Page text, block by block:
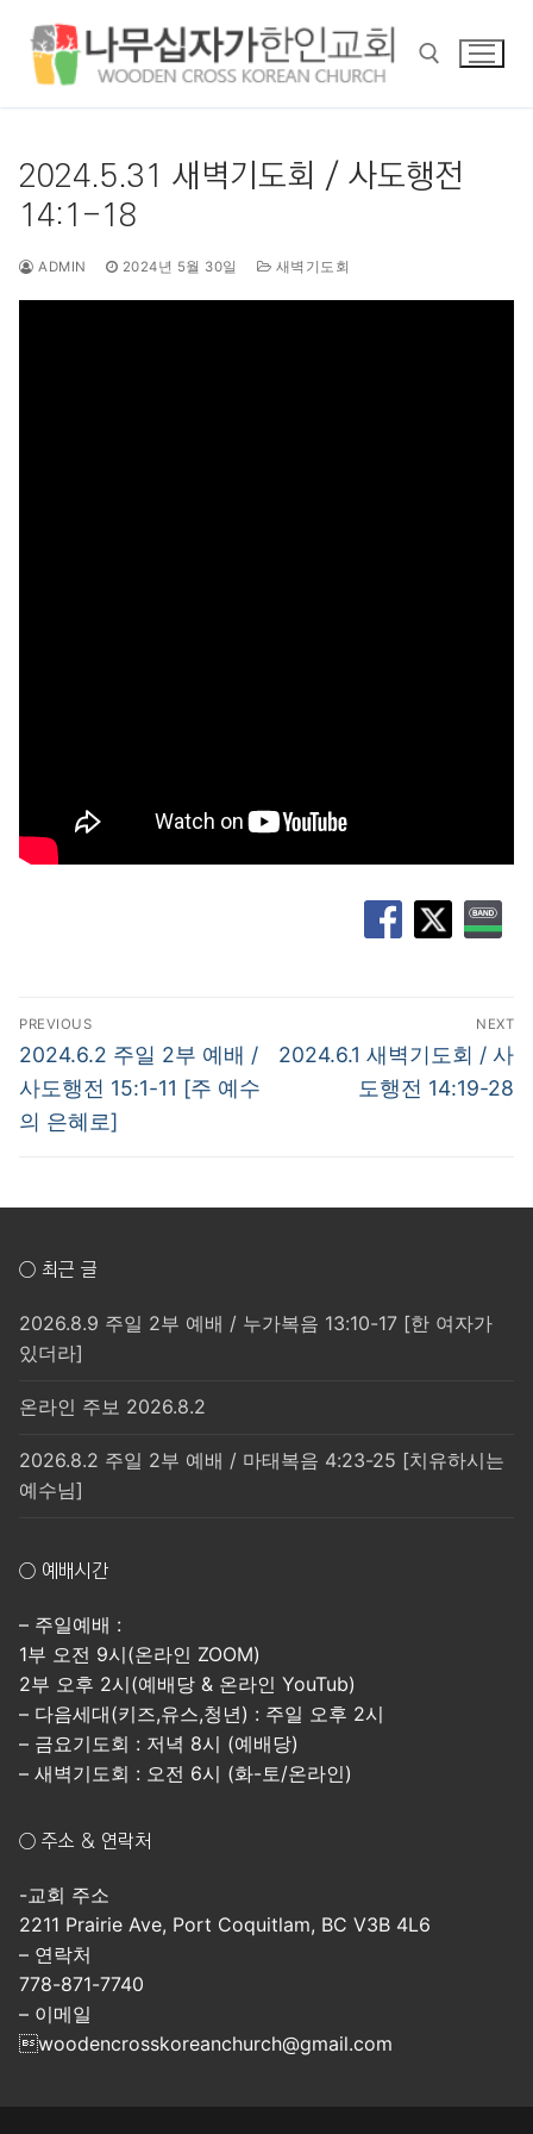
2024.5.31 새벽기도회 / 사도행전
14:1-18
ADMIN 2024년 5월 30일 새벽기도회
글
탐
색
PREVIOUS
Previous
post:
2024.6.2 주일 2부 예배 /
사도행전 15:1-11 [주 예수
의 은혜로]
NEXT
Next
2024.6.1 새벽기도회 / 사
도행전 14:19-28
○ 최근 글
2026.8.9 주일 2부 예배 / 누가복음 13:10-17 [한 여자가
있더라]
온라인 주보 2026.8.2
2026.8.2 주일 2부 예배 / 마태복음 4:23-25 [치유하시는
예수님]
○ 예배시간
– 주일예배 :
1부 오전 9시(온라인 ZOOM)
2부 오후 2시(예배당 & 온라인 YouTub)
– 다음세대(키즈,유스,청년) : 주일 오후 2시
– 금요기도회 : 저녁 8시 (예배당)
– 새벽기도회 : 오전 6시 (화-토/온라인)
○ 주소 & 연락처
-교회 주소
2211 Prairie Ave, Port Coquitlam, BC V3B 4L6
– 연락처
778-871-7740
– 이메일
woodencrosskoreanchurch@gmail.com